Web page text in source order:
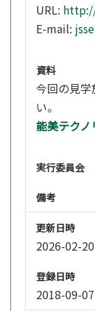
URL:
E-mail:
資料
今回の見
い。
能美テクノ
実行委員会
備考
更新日時
2026-02-
登録日時
2018-09-